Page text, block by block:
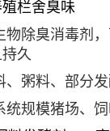
栏舍臭味
物除臭消毒剂
久
、粥料、部分
统规模猪场、